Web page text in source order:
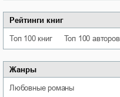
Рейтинги книг
Топ 100 книг Топ 100 авторов
Жанры
любовные романы